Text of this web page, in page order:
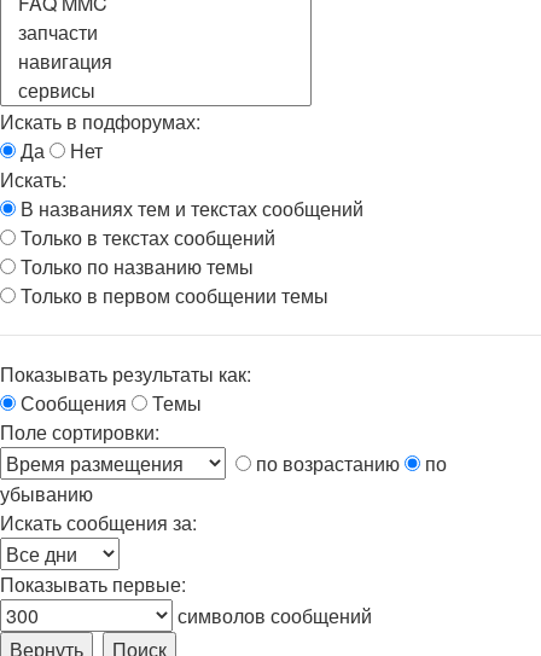
Искать в подфорумах:
Да
Нет
Искать:
В названиях тем и текстах сообщений
Только в текстах сообщений
Только по названию темы
Только в первом сообщении темы
Показывать результаты как:
Сообщения
Темы
Поле сортировки:
по возрастанию
по
убыванию
Искать сообщения за:
Показывать первые:
символов сообщений